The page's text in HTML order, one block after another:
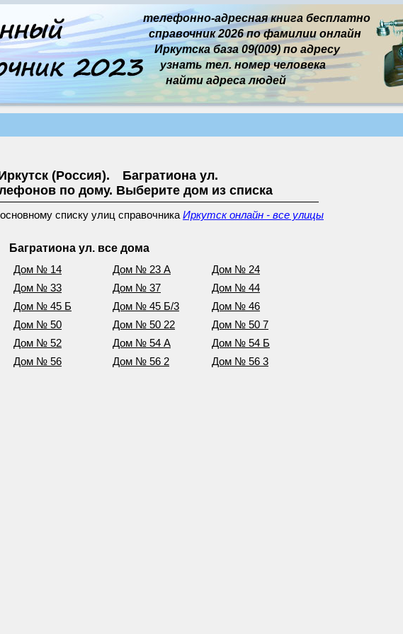
телефонно-адресная книга бесплатно
справочник 2026 по фамилии онлайн
Иркутска база 09(009) по адресу
узнать тел. номер человека
найти адреса людей
(Россия). Багратиона ул.
по дому. Выберите дом из списка
списку улиц справочника Иркутск онлайн - все улицы
Багратиона ул. все дома
Дом № 14 Дом № 23 А
Дом № 24
Дом № 33 Дом № 37
Дом № 44
Дом № 45 Б Дом № 45 Б/3
Дом № 46
Дом № 50 Дом № 50 22
Дом № 50 7
Дом № 52 Дом № 54 А
Дом № 54 Б
Дом № 56 Дом № 56 2
Дом № 56 3